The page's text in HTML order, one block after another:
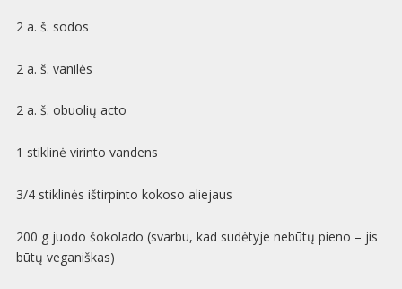
2 a. š. sodos
2 a. š. vanilės
2 a. š. obuolių acto
1 stiklinė virinto vandens
3/4 stiklinės ištirpinto kokoso aliejaus
200 g juodo šokolado (svarbu, kad sudėtyje nebūtų pieno – jis
būtų veganiškas)